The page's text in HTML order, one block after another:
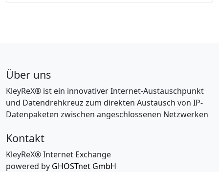
Über uns
KleyReX® ist ein innovativer Internet-Austauschpunkt
und Datendrehkreuz zum direkten Austausch von IP-
Datenpaketen zwischen angeschlossenen Netzwerken
Kontakt
KleyReX® Internet Exchange
powered by GHOSTnet GmbH